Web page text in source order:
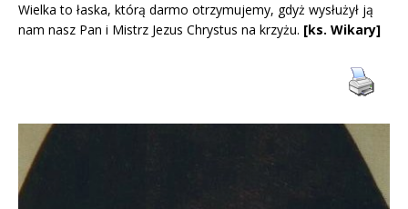
Wielka to łaska, którą darmo otrzymujemy, gdyż wysłużył ją
nam nasz Pan i Mistrz Jezus Chrystus na krzyżu. [ks. Wikary]